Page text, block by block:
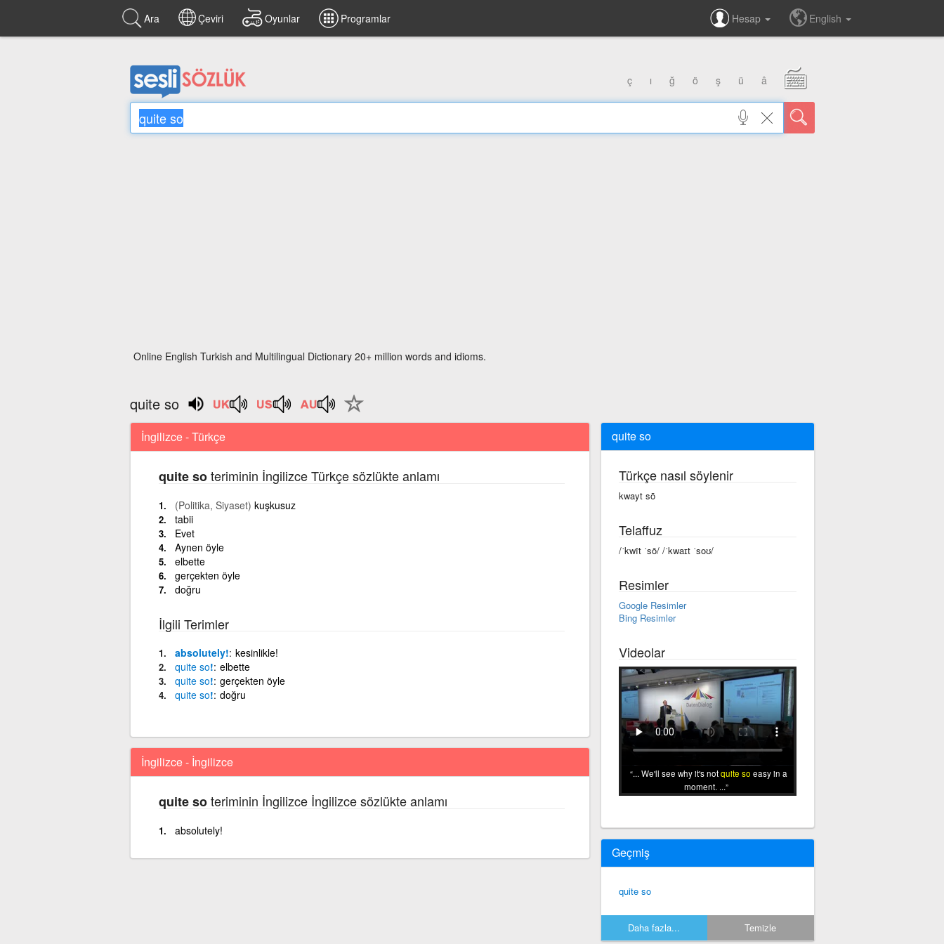
Ara Çeviri Oyunlar Programlar Hesap English
ç ı ğ ö ş ü â
Online English Turkish and Multilingual Dictionary 20+ million words and idioms.
quite so
İngilizce - Türkçe
quite soteriminin İngilizce Türkçe sözlükte anlamı
(Politika, Siyaset) kuşkusuz
tabii
Evet
Aynen öyle
elbette
gerçekten öyle
doğru
İlgili Terimler
absolutely! kesinlikle!
quite so! elbette
quite so! gerçekten öyle
quite so! doğru
İngilizce - İngilizce
quite soteriminin İngilizce İngilizce sözlükte anlamı
absolutely!
quite so
Türkçe nasıl söylenir
kwayt sō
Telaffuz
/ˈkwīt ˈsō/ /ˈkwaɪt ˈsoʊ/
Resimler
Google Resimler
Bing Resimler
Videolar
... We'll see why it's notquite so easy in a
moment. ...
Geçmiş
quite so
Daha fazla... Temizle